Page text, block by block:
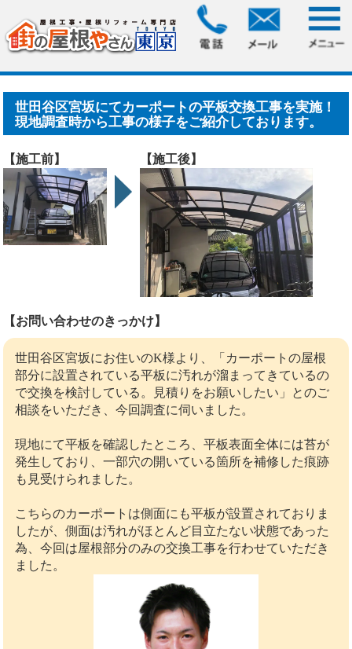
> 世田谷区宮坂にてカーポートの平板交換
工事を実施！現地調査時か.....
世田谷区宮坂にてカーポートの平板交換工事を実施！
現地調査時から工事の様子をご紹介しております。
【施工前】 【施工後】
【お問い合わせのきっかけ】
世田谷区宮坂にお住いのK様より、「カーポートの屋根
部分に設置されている平板に汚れが溜まってきているの
で交換を検討している。見積りをお願いしたい」とのご
相談をいただき、今回調査に伺いました。
現地にて平板を確認したところ、平板表面全体には苔が
発生しており、一部穴の開いている箇所を補修した痕跡
も見受けられました。
こちらのカーポートは側面にも平板が設置されておりま
したが、側面は汚れがほとんど目立たない状態であった
為、今回は屋根部分のみの交換工事を行わせていただき
ました。